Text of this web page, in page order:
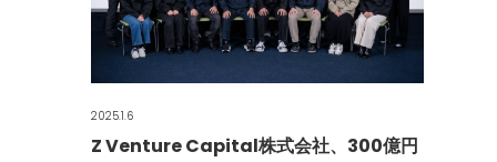
2025.1.6
Z Venture Capital株式会社、300億円